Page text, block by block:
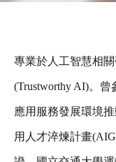
專業於人工智慧相
(Trustworthy AI)。
應用服務發展環境
用人才淬煉計畫